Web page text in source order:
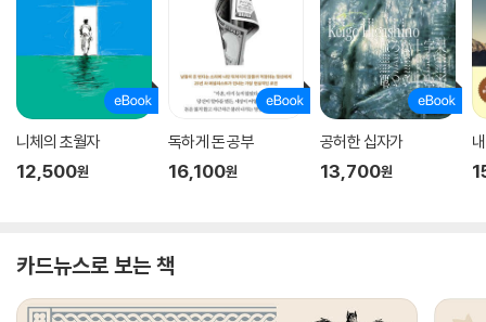
니체의 초월자
12,500원
독하게 돈 공부
16,100원
공허한 십자가
13,700원
카드뉴스로 보는 책